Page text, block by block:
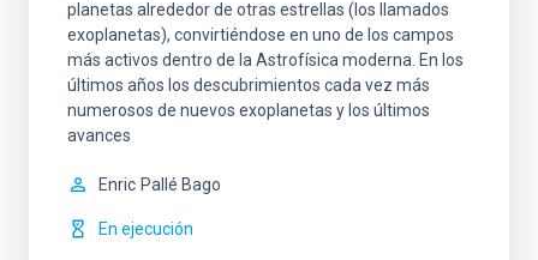
planetas alrededor de otras estrellas (los llamados
exoplanetas), convirtiéndose en uno de los campos
más activos dentro de la Astrofísica moderna. En los
últimos años los descubrimientos cada vez más
numerosos de nuevos exoplanetas y los últimos
avances
Enric Pallé Bago
En ejecución